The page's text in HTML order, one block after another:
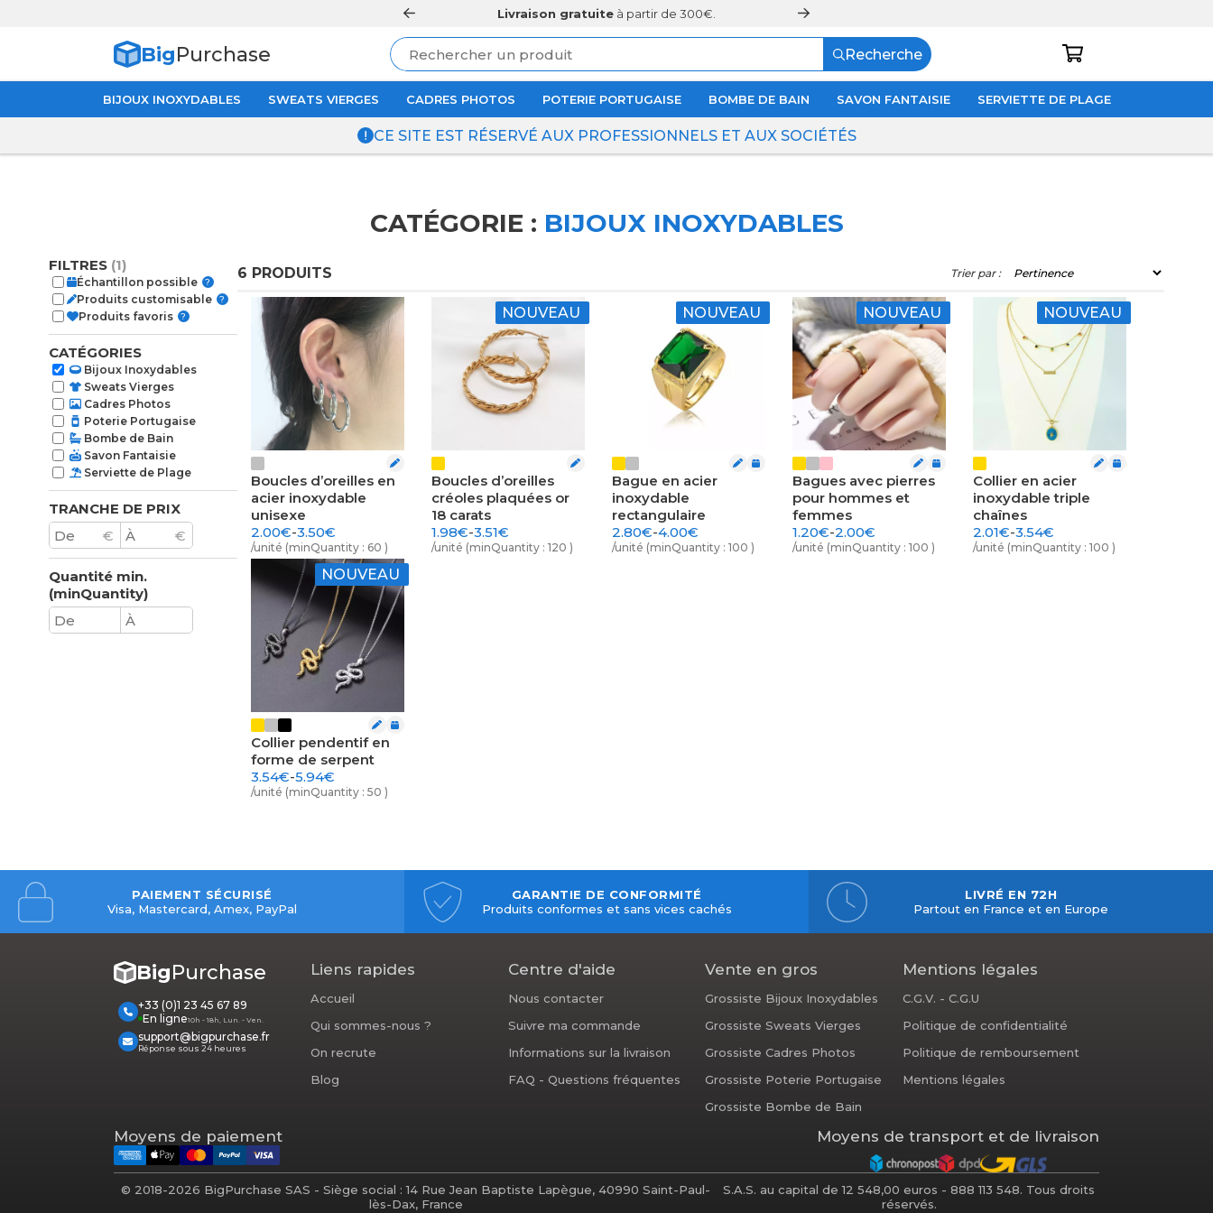
Livraison gratuite à partir de 300€.
BigPurchase Recherche
BIJOUX INOXYDABLES SWEATS VIERGES CADRES PHOTOS POTERIE PORTUGAISE BOMBE DE BAIN SAVON FANTAISIE SERVIETTE DE PLAGE
CE SITE EST RÉSERVÉ AUX PROFESSIONNELS ET AUX SOCIÉTÉS
CATÉGORIE : BIJOUX INOXYDABLES
FILTRES (1)
Échantillon possible ?
Produits customisable ?
Produits favoris ?
CATÉGORIES
Bijoux Inoxydables
Sweats Vierges
Cadres Photos
Poterie Portugaise
Bombe de Bain
Savon Fantaisie
Serviette de Plage
TRANCHE DE PRIX
€
€
Quantité min.
(minQuantity)
6 PRODUITS Trier par :
Boucles d’oreilles en
acier inoxydable
unisexe
2.00€-3.50€
/unité (minQuantity : 60 )
NOUVEAU
Boucles d’oreilles
créoles plaquées or
18 carats
1.98€-3.51€
/unité (minQuantity : 120 )
NOUVEAU
Bague en acier
inoxydable
rectangulaire
2.80€-4.00€
/unité (minQuantity : 100 )
NOUVEAU
Bagues avec pierres
pour hommes et
femmes
1.20€-2.00€
/unité (minQuantity : 100 )
NOUVEAU
Collier en acier
inoxydable triple
chaînes
2.01€-3.54€
/unité (minQuantity : 100 )
NOUVEAU
Collier pendentif en
forme de serpent
3.54€-5.94€
/unité (minQuantity : 50 )
Prénom et nom
Adresse email
PAIEMENT SÉCURISÉ
Visa, Mastercard, Amex, PayPal
GARANTIE DE CONFORMITÉ
Produits conformes et sans vices cachés
LIVRÉ EN 72H
Partout en France et en Europe
BigPurchase
+33 (0)1 23 45 67 89
En ligne10h - 18h, Lun. - Ven.
support@bigpurchase.fr
Réponse sous 24 heures
Liens rapides
Accueil
Qui sommes-nous ?
On recrute
Blog
Centre d'aide
Nous contacter
Suivre ma commande
Informations sur la livraison
FAQ - Questions fréquentes
Vente en gros
Grossiste Bijoux Inoxydables
Grossiste Sweats Vierges
Grossiste Cadres Photos
Grossiste Poterie Portugaise
Grossiste Bombe de Bain
Mentions légales
C.G.V. - C.G.U
Politique de confidentialité
Politique de remboursement
Mentions légales
Moyens de paiement Moyens de transport et de livraison
© 2018-2026 BigPurchase SAS - Siège social : 14 Rue Jean Baptiste Lapègue, 40990 Saint-Paul-
lès-Dax, France
S.A.S. au capital de 12 548,00 euros - 888 113 548. Tous droits
réservés.